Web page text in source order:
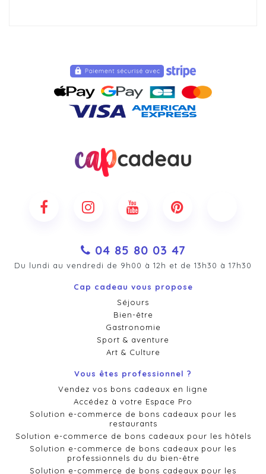
04 85 80 03 47
Du lundi au vendredi de 9h00 à 12h et de 13h30 à 17h30
Cap cadeau vous propose
Séjours
Bien-être
Gastronomie
Sport & aventure
Art & Culture
Vous êtes professionnel ?
Vendez vos bons cadeaux en ligne
Accédez à votre Espace Pro
Solution e-commerce de bons cadeaux pour les
restaurants
Solution e-commerce de bons cadeaux pour les hôtels
Solution e-commerce de bons cadeaux pour les
professionnels du du bien-être
Solution e-commerce de bons cadeaux pour les